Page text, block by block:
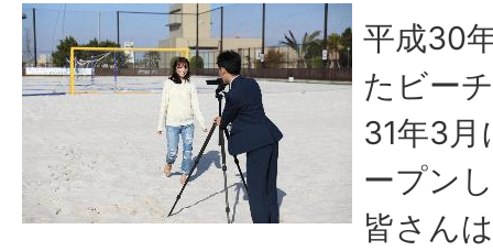
平成30
たビー
31年3
ープン
皆さん